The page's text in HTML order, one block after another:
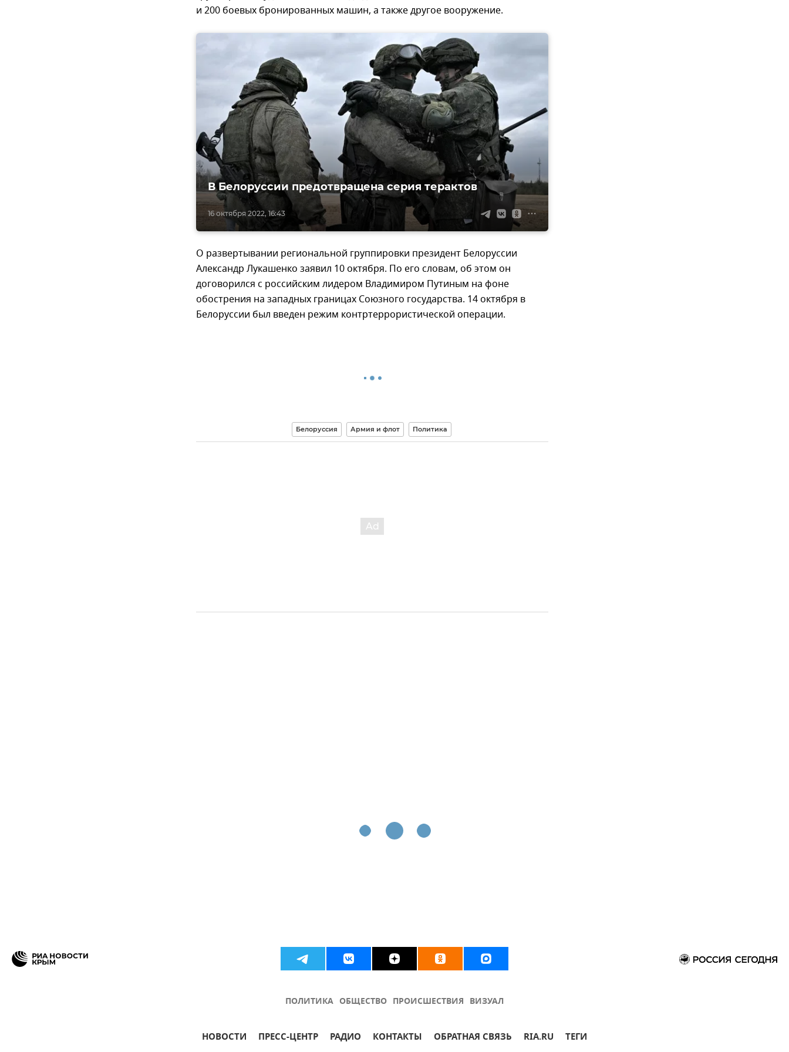
и 200 боевых бронированных машин, а также другое вооружение.
16 октября 2022, 16:43
В Белоруссии предотвращена серия терактов
О развертывании региональной группировки президент Белоруссии
Александр Лукашенко заявил 10 октября. По его словам, об этом он
договорился с российским лидером Владимиром Путиным на фоне
обострения на западных границах Союзного государства. 14 октября в
Белоруссии был введен режим контртеррористической операции.
Белоруссия Армия и флот Политика
ПОЛИТИКА ОБЩЕСТВО ПРОИСШЕСТВИЯ ВИЗУАЛ
НОВОСТИ ПРЕСС-ЦЕНТР РАДИО КОНТАКТЫ ОБРАТНАЯ СВЯЗЬ RIA.RU ТЕГИ